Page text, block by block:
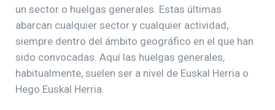
un sector o huelgas generales. Estas últimas
abarcan cualquier sector y cualquier actividad,
siempre dentro del ámbito geográfico en el que han
sido convocadas. Aquí las huelgas generales,
habitualmente, suelen ser a nivel de Euskal Herria o
Hego Euskal Herria.